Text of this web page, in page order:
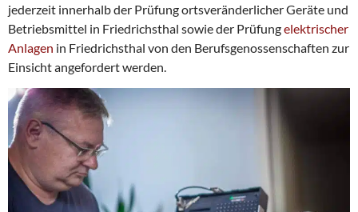
jederzeit innerhalb der Prüfung ortsveränderlicher Geräte und
Betriebsmittel in Friedrichsthal sowie der Prüfungelektrischer
Anlagen in Friedrichsthal von den Berufsgenossenschaften zur
Einsicht angefordert werden.